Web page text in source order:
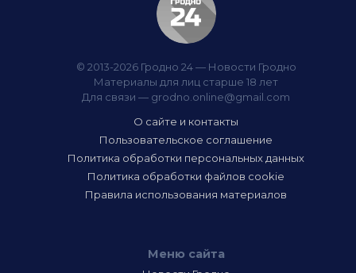
© 2013-2026 Гродно 24 — Новости Гродно
Материалы для лиц старше 18 лет
Для связи — grodno.online@gmail.com
О сайте и контакты
Пользовательское соглашение
Политика обработки персональных данных
Политика обработки файлов cookie
Правила использования материалов
Меню сайта